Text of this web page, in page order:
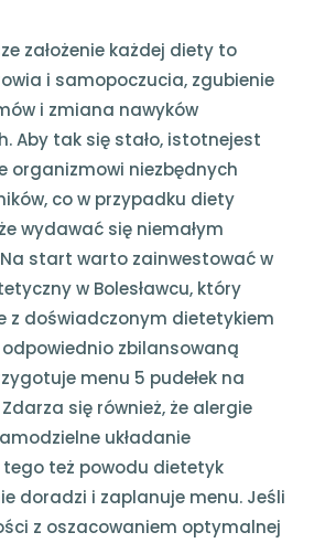
założenie każdej diety to
i samopoczucia, zgubienie
i zmiana nawyków
Aby tak się stało, istotnejest
organizmowi niezbędnych
co w przypadku diety
wydawać się niemałym
start warto zainwestować w
w Bolesławcu, który
z doświadczonym dietetykiem
odpowiednio zbilansowaną
menu 5 pudełek na
się również, że alergie
układanie
tego też powodu dietetyk
doradzi i zaplanuje menu. Jeśli
z oszacowaniem optymalnej